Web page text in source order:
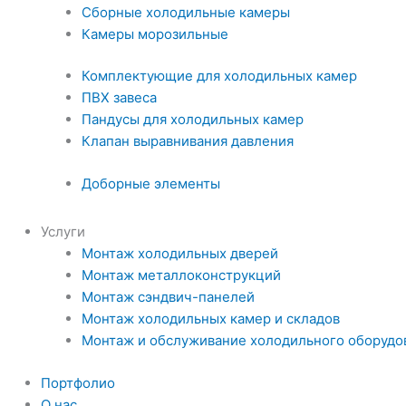
Сборные холодильные камеры
Камеры морозильные
Комплектующие для холодильных камер
ПВХ завеса
Пандусы для холодильных камер
Клапан выравнивания давления
Доборные элементы
Услуги
Монтаж холодильных дверей
Монтаж металлоконструкций
Монтаж сэндвич-панелей
Монтаж холодильных камер и складов
Монтаж и обслуживание холодильного
Портфолио